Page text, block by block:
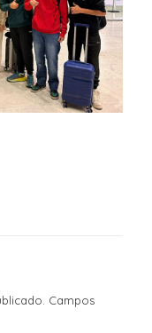
Campos